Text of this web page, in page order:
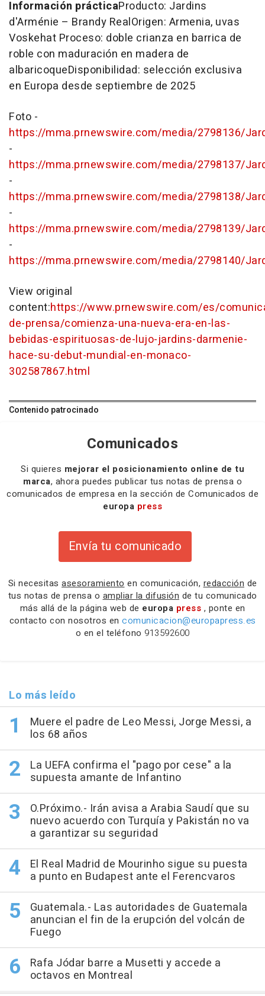
Información prácticaProducto: Jardins
d'Arménie – Brandy RealOrigen: Armenia, uvas
Voskehat Proceso: doble crianza en barrica de
roble con maduración en madera de
albaricoqueDisponibilidad: selección exclusiva
en Europa desde septiembre de 2025
Foto -
https://mma.prnewswire.com/media/2798136/
-
https://mma.prnewswire.com/media/2798137/
-
https://mma.prnewswire.com/media/2798138/
-
https://mma.prnewswire.com/media/2798139/
-
https://mma.prnewswire.com/media/2798140/
View original
content:https://www.prnewswire.com/es/
de-prensa/comienza-una-nueva-era-en-las-
bebidas-espirituosas-de-lujo-jardins-darmenie-
hace-su-debut-mundial-en-monaco-
302587867.html
Contenido patrocinado
Comunicados
Si quieres mejorar el posicionamiento online de tu
marca, ahora puedes publicar tus notas de prensa o
comunicados de empresa en la sección de Comunicados de
europa press
Envía tu comunicado
Si necesitas asesoramiento en comunicación, redacción de
tus notas de prensa o ampliar la difusión de tu comunicado
más allá de la página web de europa press , ponte en
contacto con nosotros en comunicacion@europapress.es
o en el teléfono 913592600
Lo más leído
Muere el padre de Leo Messi, Jorge Messi, a
los 68 años
La UEFA confirma el "pago por cese" a la
supuesta amante de Infantino
O.Próximo.- Irán avisa a Arabia Saudí que su
nuevo acuerdo con Turquía y Pakistán no va
a garantizar su seguridad
El Real Madrid de Mourinho sigue su puesta
a punto en Budapest ante el Ferencvaros
Guatemala.- Las autoridades de Guatemala
anuncian el fin de la erupción del volcán de
Fuego
Rafa Jódar barre a Musetti y accede a
octavos en Montreal